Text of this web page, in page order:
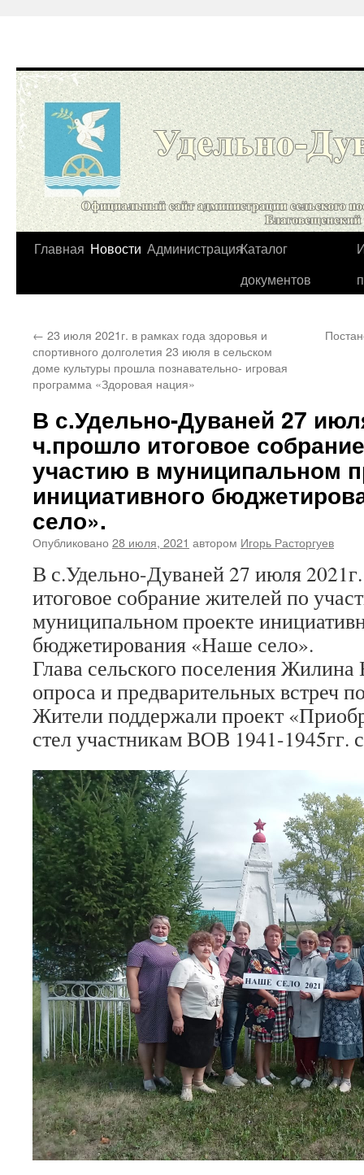
Перейти
Главная Новости АдминистрацияКаталог
документов
← 23 июля 2021г. в рамках года здоровья и
спортивного долголетия 23 июля в сельском
доме культуры прошла познавательно- игровая
программа «Здоровая нация»
В с.Удельно-Дуваней 27
ч.прошло итоговое
участию в муниципальном
инициативного
село».
Опубликовано 28 июля, 2021 автором Игорь Расторгуев
В с.Удельно-Дуваней 27 июля
итоговое собрание жителей по
муниципальном проекте
бюджетирования «Наше село».
Глава сельского поселения
опроса и предварительных встреч
Жители поддержали проект
стел участникам ВОВ 1941-1945гг.